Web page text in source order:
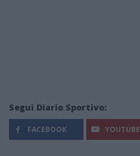
Segui Diario Sportivo:
FACEBOOK YOUTUBE